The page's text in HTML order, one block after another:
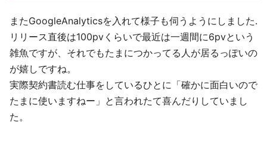
またGoogleAnalyticsを入れて様子も伺うようにしました.
リリース直後は100pvくらいで最近は一週間に6pvという
雑魚ですが、それでもたまにつかってる人が居るっぽいの
が嬉しですね。
実際契約書読む仕事をしているひとに「確かに面白いので
たまに使いますねー」と言われたて喜んだりしていまし
た。